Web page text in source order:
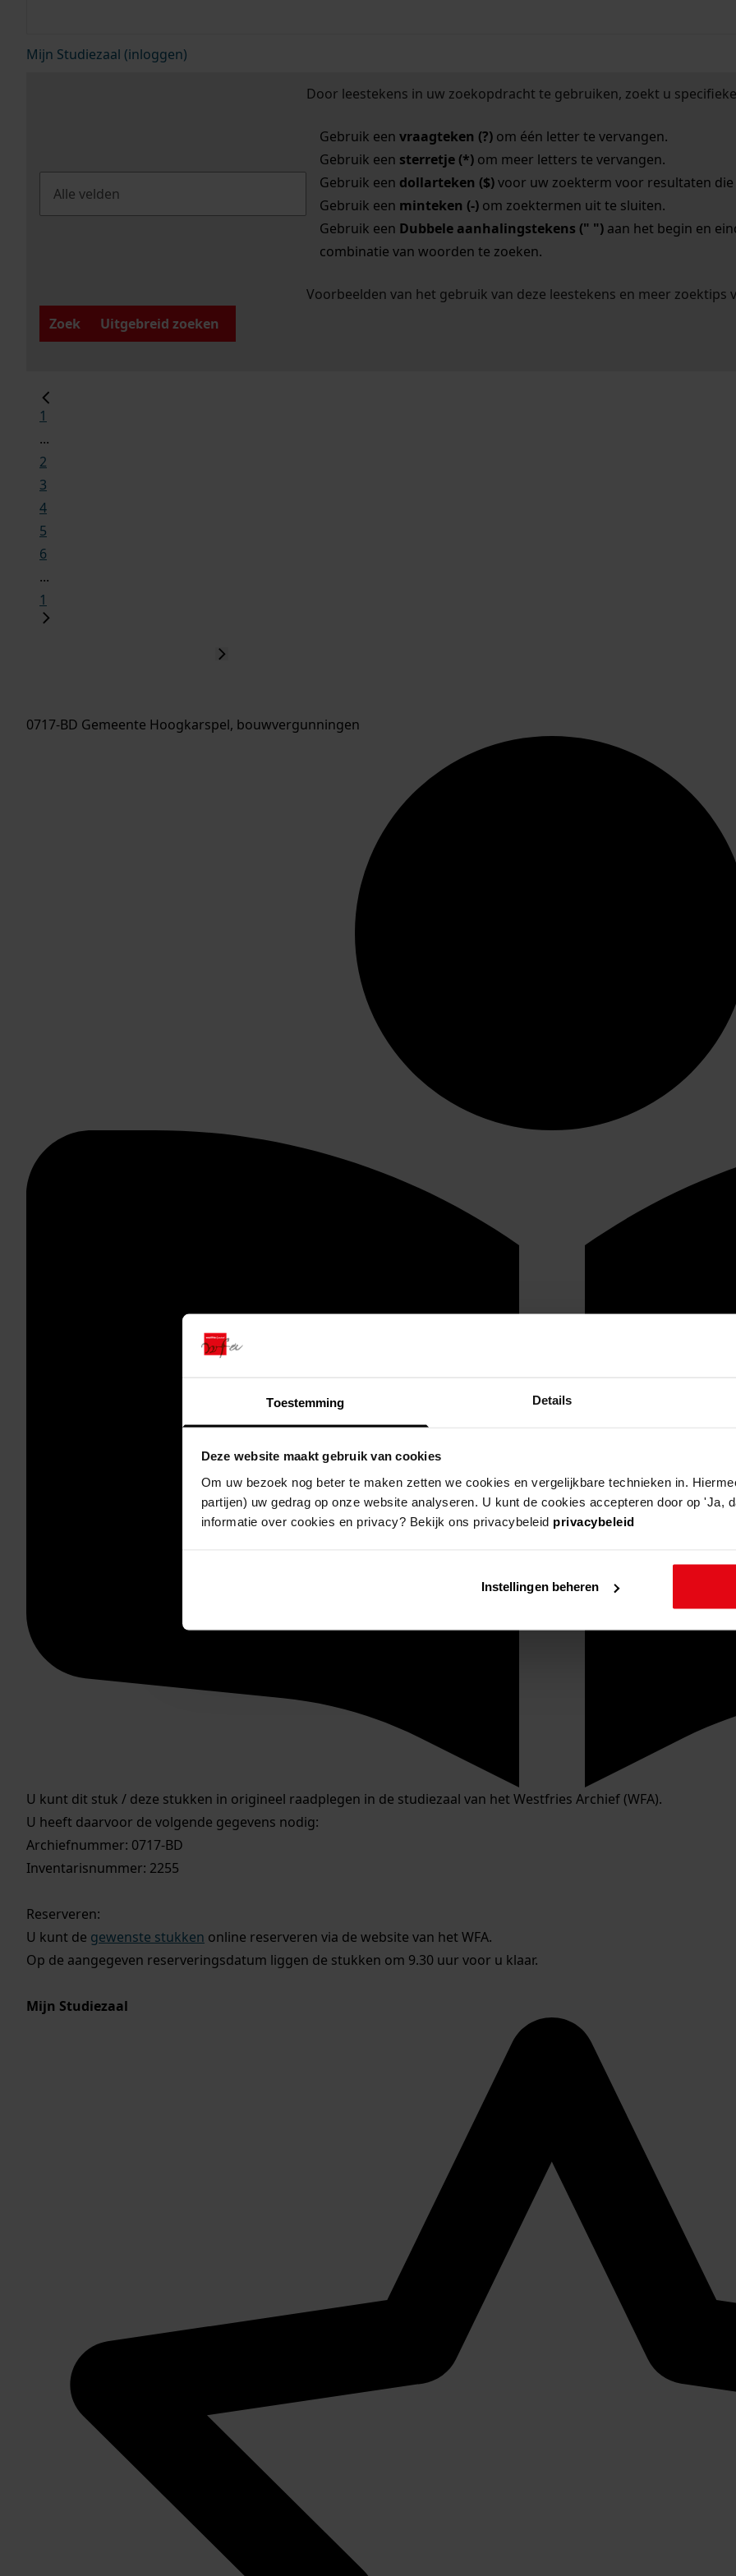
Toestemming Details
Deze website maakt gebruik van cookies
Om uw bezoek nog beter te maken zetten we cookies en vergelijkbare technieken in.
partijen) uw gedrag op onze website analyseren. U kunt de cookies accepteren door op 'Ja,
informatie over cookies en privacy? Bekijk ons privacybeleid privacybeleid
Instellingen beheren
Mijn Studiezaal (inloggen)
Door leestekens in uw zoekopdracht te gebruiken, zoekt u
Gebruik een vraagteken (?)om één letter te vervangen.
Gebruik een sterretje (*)om meer letters te vervangen.
Gebruik een dollarteken ($)voor uw zoekterm voor resultaten die
Gebruik een minteken (-)om zoektermen uit te sluiten.
Gebruik een Dubbele aanhalingstekens (" ")aan het begin en
combinatie van woorden te zoeken.
Voorbeelden van het gebruik van deze leestekens en meer zoektips
Zoek
Uitgebreid zoeken
1
...
2
3
4
5
6
...
1
0717-BD Gemeente Hoogkarspel, bouwvergunningen
U kunt dit stuk / deze stukken in origineel raadplegen in de studiezaal van het Westfries Archief (WFA).
U heeft daarvoor de volgende gegevens nodig:
Archiefnummer: 0717-BD
Inventarisnummer: 2255
Reserveren:
U kunt de gewenste stukken online reserveren via de website van het WFA.
Op de aangegeven reserveringsdatum liggen de stukken om 9.30 uur voor u klaar.
Mijn Studiezaal